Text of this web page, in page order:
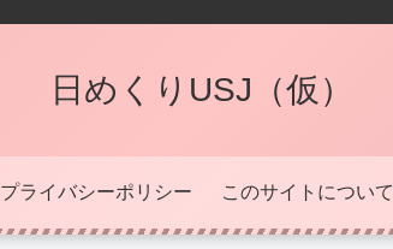
日めくりUSJ（仮）
プライバシーポリシー このサイトについて